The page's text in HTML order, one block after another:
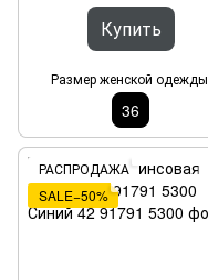
Купить
Размер женской одежды
36
РАСПРОДАЖА
SALE−50%